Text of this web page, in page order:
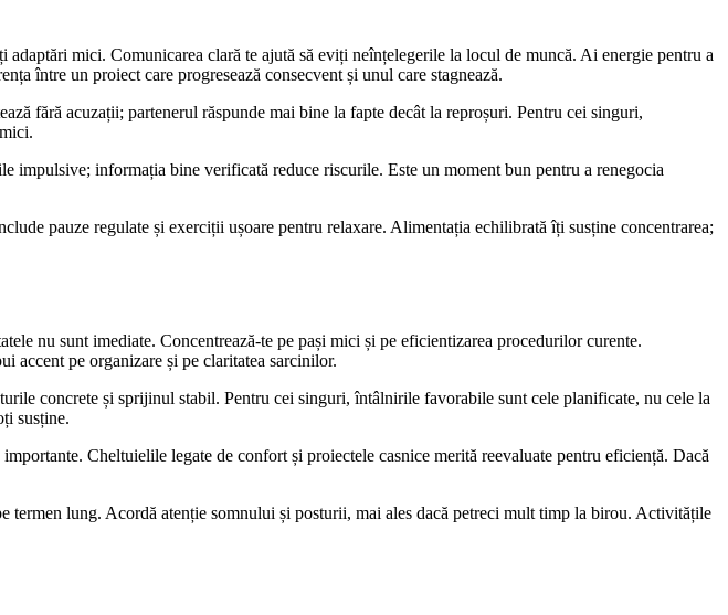
mici. Comunicarea clară te ajută să eviți neînțelegerile la locul de muncă. Ai energie pentru a
între un proiect care progresează consecvent și unul care stagnează.
fără acuzații; partenerul răspunde mai bine la fapte decât la reproșuri. Pentru cei singuri,
informația bine verificată reduce riscurile. Este un moment bun pentru a renegocia
pauze regulate și exerciții ușoare pentru relaxare. Alimentația echilibrată îți susține concentrarea;
nu sunt imediate. Concentrează-te pe pași mici și pe eficientizarea procedurilor curente.
accent pe organizare și pe claritatea sarcinilor.
concrete și sprijinul stabil. Pentru cei singuri, întâlnirile favorabile sunt cele planificate, nu cele la
susține.
Cheltuielile legate de confort și proiectele casnice merită reevaluate pentru eficiență. Dacă
termen lung. Acordă atenție somnului și posturii, mai ales dacă petreci mult timp la birou. Activitățile